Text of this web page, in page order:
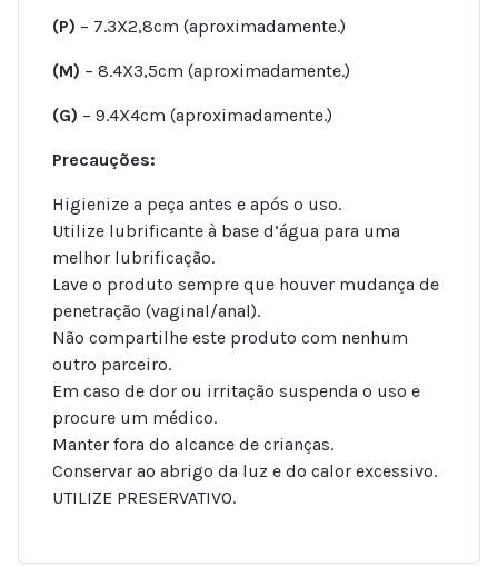
(P) – 7.3X2,8cm (aproximadamente.)
(M) – 8.4X3,5cm (aproximadamente.)
(G) – 9.4X4cm (aproximadamente.)
Precauções:
Higienize a peça antes e após o uso.
Utilize lubrificante à base d’água para uma
melhor lubrificação.
Lave o produto sempre que houver mudança de
penetração (vaginal/anal).
Não compartilhe este produto com nenhum
outro parceiro.
Em caso de dor ou irritação suspenda o uso e
procure um médico.
Manter fora do alcance de crianças.
Conservar ao abrigo da luz e do calor excessivo.
UTILIZE PRESERVATIVO.